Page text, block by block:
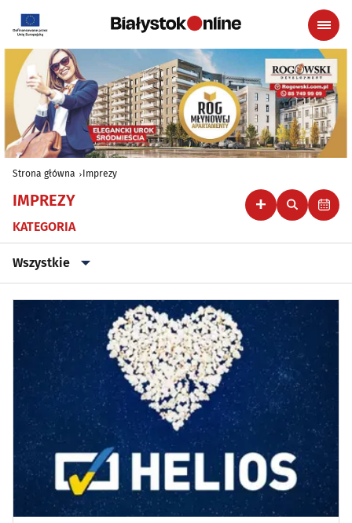
Strona główna Imprezy
IMPREZY
KATEGORIA
Wszystkie
Wszystkie
Klubowe, taneczne, granie do piwa(47)
Koncerty (87)
Koncerty muzyki poważnej(1)
Kino, teatr(114)
Wernisaże, wydarzenia artystyczne (4)